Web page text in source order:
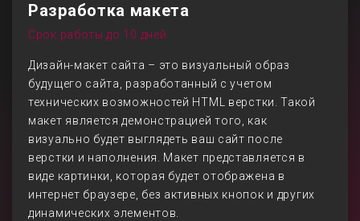
Разработка макета
Срок работы до 10 дней
Дизайн-макет сайта – это визуальный образ
будущего сайта, разработанный с учетом
технических возможностей HTML верстки. Такой
макет является демонстрацией того, как
визуально будет выглядеть ваш сайт после
верстки и наполнения. Макет представляется в
виде картинки, которая будет отображена в
интернет браузере, без активных кнопок и других
динамических элементов.